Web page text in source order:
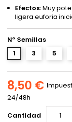
Efectos:Muy
ligera euforia
Nº Semillas
1
3 5
8,50 €
24/48h
Cantidad